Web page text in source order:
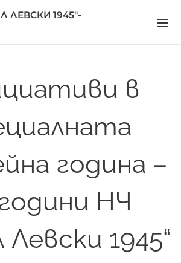
ЛЕВСКИ 1945"-
в
година –
НЧ
Левски 1945“